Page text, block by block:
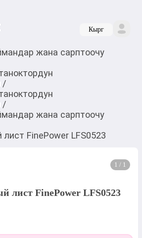
Кырг
жана сарптоочу
/
/
жана сарптоочу
FinePower LFS0523
1 / 1
лист FinePower LFS0523